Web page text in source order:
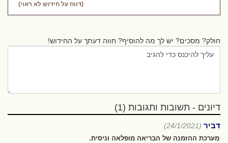
(דווח על חידוש לא ראוי)
חולק? מסכים? יש לך מה להוסיף? חווה דעתך על החידוש!
דיונים - תשובות ותגובות (1)
דביר (24/1/2021)
מערכת ההזמנה של הבריאה מופלאה וניסית.